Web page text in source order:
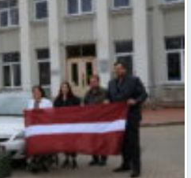
vēl viena humānās palīdzības